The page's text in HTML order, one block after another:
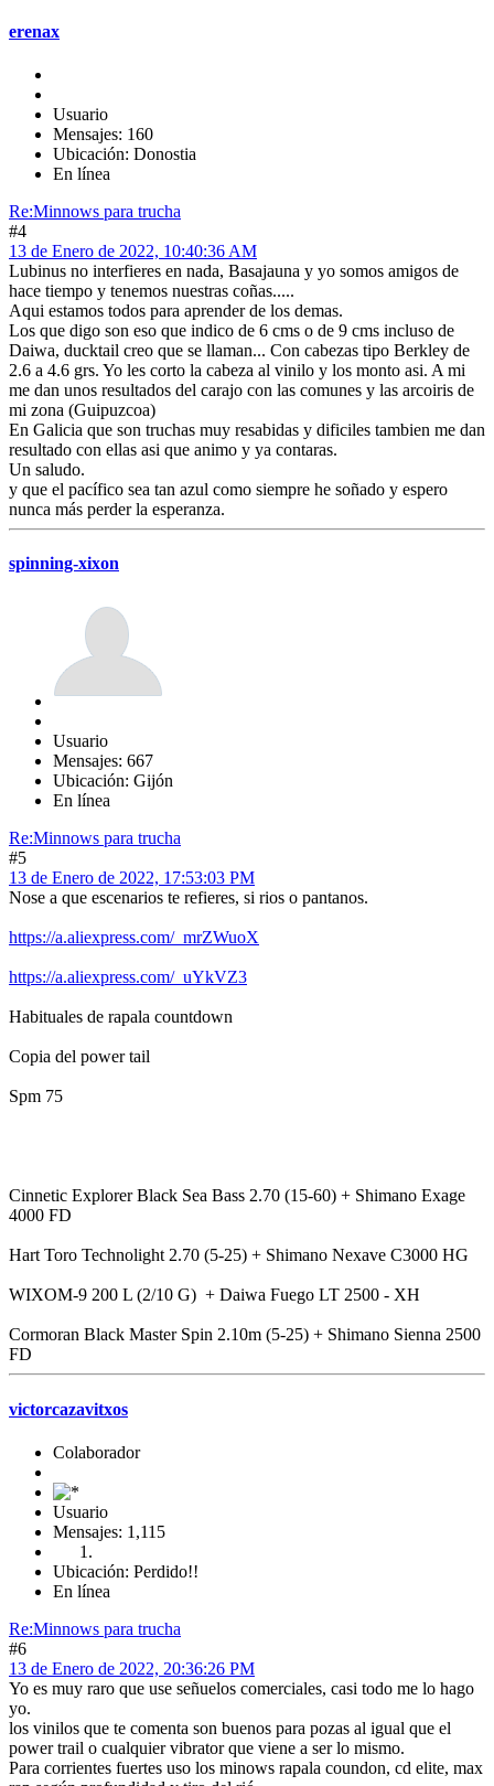
erenax
Usuario
Mensajes: 160
Ubicación: Donostia
En línea
Re:Minnows para trucha
#4
13 de Enero de 2022, 10:40:36 AM
Lubinus no interfieres en nada, Basajauna y yo somos amigos de
hace tiempo y tenemos nuestras coñas.....
Aqui estamos todos para aprender de los demas.
Los que digo son eso que indico de 6 cms o de 9 cms incluso de
Daiwa, ducktail creo que se llaman... Con cabezas tipo Berkley de
2.6 a 4.6 grs. Yo les corto la cabeza al vinilo y los monto asi. A mi
me dan unos resultados del carajo con las comunes y las arcoiris de
mi zona (Guipuzcoa)
En Galicia que son truchas muy resabidas y dificiles tambien me dan
resultado con ellas asi que animo y ya contaras.
Un saludo.
y que el pacífico sea tan azul como siempre he soñado y espero
nunca más perder la esperanza.
spinning-xixon
Usuario
Mensajes: 667
Ubicación: Gijón
En línea
Re:Minnows para trucha
#5
13 de Enero de 2022, 17:53:03 PM
Nose a que escenarios te refieres, si rios o pantanos.
https://a.aliexpress.com/_mrZWuoX
https://a.aliexpress.com/_uYkVZ3
Habituales de rapala countdown
Copia del power tail
Spm 75
Cinnetic Explorer Black Sea Bass 2.70 (15-60) + Shimano Exage
4000 FD
Hart Toro Technolight 2.70 (5-25) + Shimano Nexave C3000 HG
WIXOM-9 200 L (2/10 G) + Daiwa Fuego LT 2500 - XH
Cormoran Black Master Spin 2.10m (5-25) + Shimano Sienna 2500
FD
victorcazavitxos
Colaborador
Usuario
Mensajes: 1,115
Ubicación: Perdido!!
En línea
Re:Minnows para trucha
#6
13 de Enero de 2022, 20:36:26 PM
Yo es muy raro que use señuelos comerciales, casi todo me lo hago
yo.
los vinilos que te comenta son buenos para pozas al igual que el
power trail o cualquier vibrator que viene a ser lo mismo.
Para corrientes fuertes uso los minows rapala coundon, cd elite, max